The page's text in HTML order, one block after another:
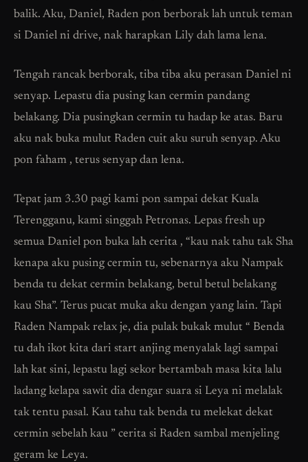
balik. Aku, Daniel, Raden pon berborak lah untuk teman
si Daniel ni drive, nak harapkan Lily dah lama lena.
Tengah rancak berborak, tiba tiba aku perasan Daniel ni
senyap. Lepastu dia pusing kan cermin pandang
belakang. Dia pusingkan cermin tu hadap ke atas. Baru
aku nak buka mulut Raden cuit aku suruh senyap. Aku
pon faham , terus senyap dan lena.
Tepat jam 3.30 pagi kami pon sampai dekat Kuala
Terengganu, kami singgah Petronas. Lepas fresh up
semua Daniel pon buka lah cerita , “kau nak tahu tak Sha
kenapa aku pusing cermin tu, sebenarnya aku Nampak
benda tu dekat cermin belakang, betul betul belakang
kau Sha”. Terus pucat muka aku dengan yang lain. Tapi
Raden Nampak relax je, dia pulak bukak mulut “ Benda
tu dah ikot kita dari start anjing menyalak lagi sampai
lah kat sini, lepastu lagi sekor bertambah masa kita lalu
ladang kelapa sawit dia dengar suara si Leya ni melalak
tak tentu pasal. Kau tahu tak benda tu melekat dekat
cermin sebelah kau ” cerita si Raden sambal menjeling
geram ke Leya.